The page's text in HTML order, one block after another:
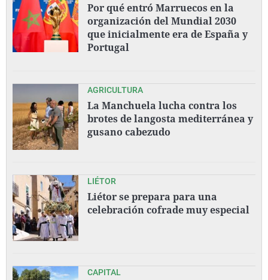
Por qué entró Marruecos en la
organización del Mundial 2030
que inicialmente era de España y
Portugal
AGRICULTURA
La Manchuela lucha contra los
brotes de langosta mediterránea y
gusano cabezudo
LIÉTOR
Liétor se prepara para una
celebración cofrade muy especial
CAPITAL